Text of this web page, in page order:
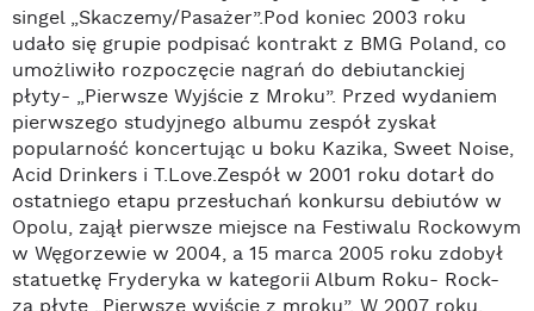
singel „Skaczemy/Pasażer”.Pod koniec 2003 roku
udało się grupie podpisać kontrakt z BMG Poland, co
umożliwiło rozpoczęcie nagrań do debiutanckiej
płyty- „Pierwsze Wyjście z Mroku”. Przed wydaniem
pierwszego studyjnego albumu zespół zyskał
popularność koncertując u boku Kazika, Sweet Noise,
Acid Drinkers i T.Love.Zespół w 2001 roku dotarł do
ostatniego etapu przesłuchań konkursu debiutów w
Opolu, zajął pierwsze miejsce na Festiwalu Rockowym
w Węgorzewie w 2004, a 15 marca 2005 roku zdobył
statuetkę Fryderyka w kategorii Album Roku- Rock-